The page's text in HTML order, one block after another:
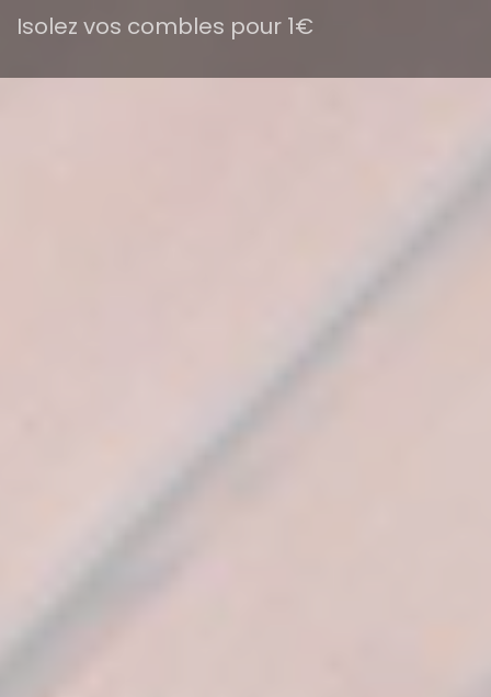
Isolez vos combles pour 1€